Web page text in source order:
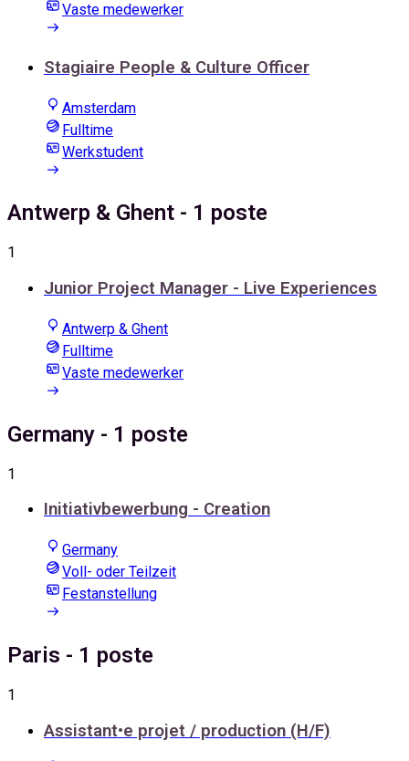
Vaste medewerker
Stagiaire People & Culture Officer
Amsterdam
Fulltime
Werkstudent
Antwerp & Ghent - 1 poste
1
Junior Project Manager - Live Experiences
Antwerp & Ghent
Fulltime
Vaste medewerker
Germany - 1 poste
1
Initiativbewerbung - Creation
Germany
Voll- oder Teilzeit
Festanstellung
Paris - 1 poste
1
Assistant•e projet / production (H/F)